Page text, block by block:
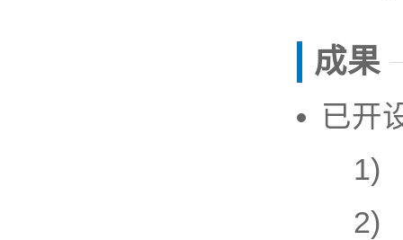
成果
已开
1) 《
2) 《